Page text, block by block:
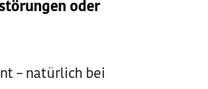
oder
– natürlich bei